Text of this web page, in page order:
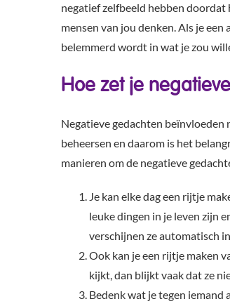
negatief zelfbeeld hebben
mensen van jou denken. Als je
belemmerd wordt in wat je zou
Hoe zet je
Negatieve gedachten beïnvloeden
beheersen en daarom is het
manieren om de negatieve
Je kan elke dag een rijtje
leuke dingen in je leven zijn
verschijnen ze automatisch
Ook kan je een rijtje maken
kijkt, dan blijkt vaak dat ze
Bedenk wat je tegen iemand